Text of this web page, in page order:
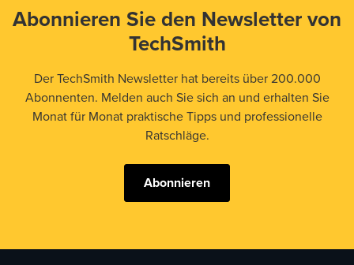
Abonnieren Sie den Newsletter von
TechSmith
Der TechSmith Newsletter hat bereits über 200.000
Abonnenten. Melden auch Sie sich an und erhalten Sie
Monat für Monat praktische Tipps und professionelle
Ratschläge.
Abonnieren